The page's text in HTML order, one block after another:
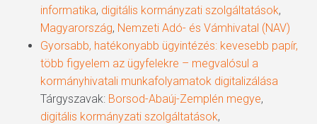
informatika, digitális kormányzati szolgáltatások,
Magyarország, Nemzeti Adó- és Vámhivatal (NAV)
Gyorsabb, hatékonyabb ügyintézés: kevesebb papír,
több figyelem az ügyfelekre – megvalósul a
kormányhivatali munkafolyamatok digitalizálása
Tárgyszavak: Borsod-Abaúj-Zemplén megye,
digitális kormányzati szolgáltatások,